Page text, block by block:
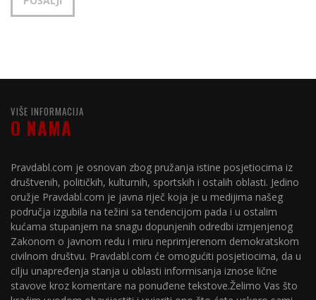
VIŠE INFORMACIJA
O NAMA
Pravdabl.com je osnovan zbog pružanja istine posjetiocima iz
društvenih, političkih, kulturnih, sportskih i ostalih oblasti. Jedino
oružje Pravdabl.com je javna riječ koja je u medijima našeg
područja izgubila na težini sa tendencijom pada i u ostalim
kućama stupanjem na snagu dopunjenih odredbi izmjenjenog
Zakonom o javnom redu i miru neprimjerenom demokratskom
civilnom društvu. Pravdabl.com će omogućiti posjetiocima, da u
cilju unapređenja stanja u oblasti informisanja iznose lične
stavove kroz komentare na ponuđene tekstove.Želimo Vas što